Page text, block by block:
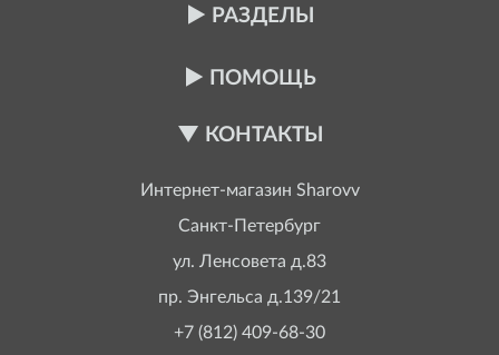
РАЗДЕЛЫ
ПОМОЩЬ
КОНТАКТЫ
Интернет-магазин Sharovv
Санкт-Петербург
ул. Ленсовета д.83
пр. Энгельса д.139/21
+7 (812) 409-68-30